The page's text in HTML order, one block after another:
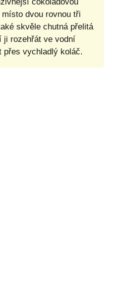
dvou rovnou tři
skvěle chutná přelitá
ji rozehřát ve vodní
přes vychladlý koláč.